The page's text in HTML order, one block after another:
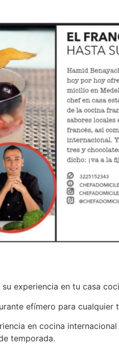
experiencia en tu casa
efímero para cualquier
en cocina
temporada.